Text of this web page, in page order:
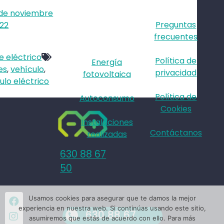
noviembre
eléctrico
,vehículo,
eléctrico
Facebook
Instagram
630 88 67
50
Energía
fotovoltaica
Autoconsumo
Instalaciones
realizadas
Preguntas
frecuentes
Política de
privacidad
Política de
Cookies
Contáctanos
630 88 67
Usamos cookies para asegurar que te damos la mejor
experiencia en nuestra web. Si continúas usando este sitio,
asumiremos que estás de acuerdo con ello. Para más